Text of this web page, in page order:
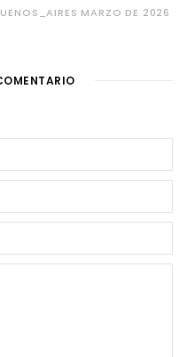
MARZO DE 2026